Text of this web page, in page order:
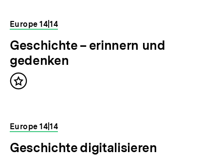
Europe 14|14
Geschichte – erinnern und
gedenken
Inhalt
Europe 14|14
Geschichte digitalisieren